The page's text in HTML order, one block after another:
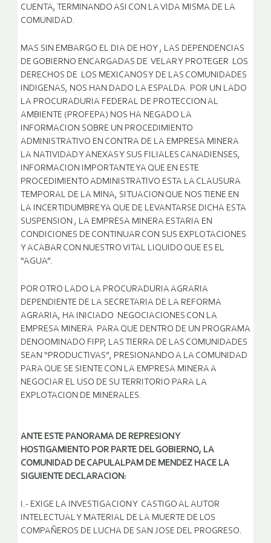
CUENTA, TERMINANDO ASI CON LA VIDA MISMA DE LA
COMUNIDAD.
MAS SIN EMBARGO EL DIA DE HOY , LAS DEPENDENCIAS
DE GOBIERNO ENCARGADAS DE VELAR Y PROTEGER LOS
DERECHOS DE LOS MEXICANOS Y DE LAS COMUNIDADES
INDIGENAS, NOS HAN DADO LA ESPALDA. POR UN LADO
LA PROCURADURIA FEDERAL DE PROTECCION AL
AMBIENTE (PROFEPA) NOS HA NEGADO LA
INFORMACION SOBRE UN PROCEDIMIENTO
ADMINISTRATIVO EN CONTRA DE LA EMPRESA MINERA
LA NATIVIDAD Y ANEXAS Y SUS FILIALES CANADIENSES,
INFORMACION IMPORTANTE YA QUE EN ESTE
PROCEDIMIENTO ADMINISTRATIVO ESTA LA CLAUSURA
TEMPORAL DE LA MINA, SITUACION QUE NOS TIENE EN
LA INCERTIDUMBRE YA QUE DE LEVANTARSE DICHA ESTA
SUSPENSION , LA EMPRESA MINERA ESTARIA EN
CONDICIONES DE CONTINUAR CON SUS EXPLOTACIONES
Y ACABAR CON NUESTRO VITAL LIQUIDO QUE ES EL
“AGUA”.
POR OTRO LADO LA PROCURADURIA AGRARIA
DEPENDIENTE DE LA SECRETARIA DE LA REFORMA
AGRARIA, HA INICIADO NEGOCIACIONES CON LA
EMPRESA MINERA PARA QUE DENTRO DE UN PROGRAMA
DENOOMINADO FIPP, LAS TIERRA DE LAS COMUNIDADES
SEAN “PRODUCTIVAS”, PRESIONANDO A LA COMUNIDAD
PARA QUE SE SIENTE CON LA EMPRESA MINERA A
NEGOCIAR EL USO DE SU TERRITORIO PARA LA
EXPLOTACION DE MINERALES.
ANTE ESTE PANORAMA DE REPRESION Y
HOSTIGAMIENTO POR PARTE DEL GOBIERNO, LA
COMUNIDAD DE CAPULALPAM DE MENDEZ HACE LA
SIGUIENTE DECLARACION:
I.- EXIGE LA INVESTIGACION Y CASTIGO AL AUTOR
INTELECTUAL Y MATERIAL DE LA MUERTE DE LOS
COMPAÑEROS DE LUCHA DE SAN JOSE DEL PROGRESO.